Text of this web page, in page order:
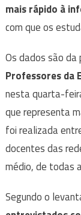
mais rápido à
com que os
Os dados são
Professores da
nesta quarta-
que representa
foi realizada
docentes das
médio, de todas
Segundo o